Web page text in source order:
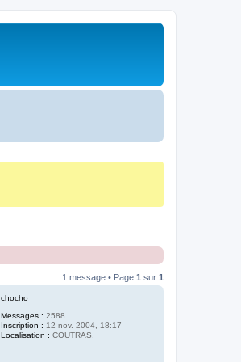
1 message • Page 1 sur 1
chocho
Messages : 2588
Inscription : 12 nov. 2004, 18:17
Localisation : COUTRAS.